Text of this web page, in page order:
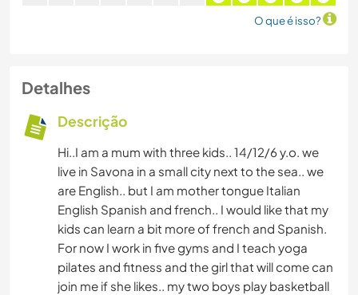
O que é isso?
Detalhes
Descrição
Hi..I am a mum with three kids.. 14/12/6 y.o. we
live in Savona in a small city next to the sea.. we
are English.. but I am mother tongue Italian
English Spanish and french.. I would like that my
kids can learn a bit more of french and Spanish.
For now I work in five gyms and I teach yoga
pilates and fitness and the girl that will come can
join me if she likes.. my two boys play basketball